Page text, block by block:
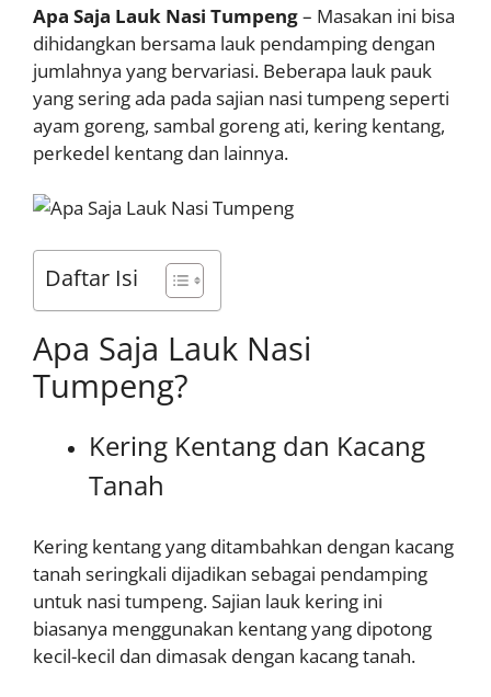
Apa Saja Lauk Nasi Tumpeng– Masakan ini bisa
dihidangkan bersama lauk pendamping dengan
jumlahnya yang bervariasi. Beberapa lauk pauk
yang sering ada pada sajian nasi tumpeng seperti
ayam goreng, sambal goreng ati, kering kentang,
perkedel kentang dan lainnya.
Daftar Isi
Apa Saja Lauk Nasi
Tumpeng?
Kering Kentang dan Kacang
Tanah
Kering kentang yang ditambahkan dengan kacang
tanah seringkali dijadikan sebagai pendamping
untuk nasi tumpeng. Sajian lauk kering ini
biasanya menggunakan kentang yang dipotong
kecil-kecil dan dimasak dengan kacang tanah.